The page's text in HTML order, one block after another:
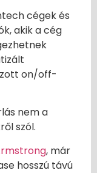
cégek és
akik a cég
on/off-
nem a
szól.
, már
hosszú távú